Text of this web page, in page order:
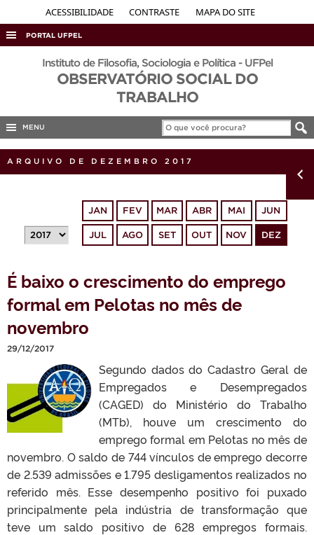
ACESSIBILIDADE CONTRASTE MAPA DO SITE
PORTAL UFPEL
ACESSO À INFORMAÇÃO
AUDITORIA
CONCURSOS
PORTARIAS
Instituto de Filosofia, Sociologia e Política - UFPel
OBSERVATÓRIO SOCIAL DO
TRABALHO
MENU
ARQUIVO DE DEZEMBRO 2017
JAN FEV MAR ABR MAI JUN
JUL AGO SET OUT NOV DEZ
É baixo o crescimento do emprego
formal em Pelotas no mês de
novembro
29/12/2017
Segundo dados do Cadastro Geral de
Empregados e Desempregados
(CAGED) do Ministério do Trabalho
(MTb), houve um crescimento do
emprego formal em Pelotas no mês de
novembro. O saldo de 744 vínculos de emprego decorre
de 2.539 admissões e 1.795 desligamentos realizados no
referido mês. Esse desempenho positivo foi puxado
principalmente pela indústria de transformação que
teve um saldo positivo de 628 empregos formais.